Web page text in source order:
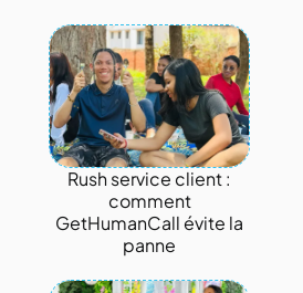
Rush service client :
comment
GetHumanCall évite la
panne